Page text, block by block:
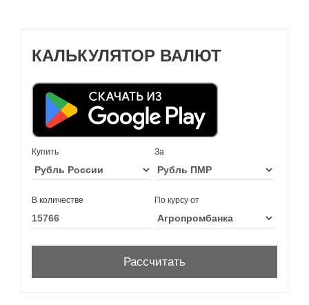
КАЛЬКУЛЯТОР ВАЛЮТ
Купить За
В количестве По курсу от